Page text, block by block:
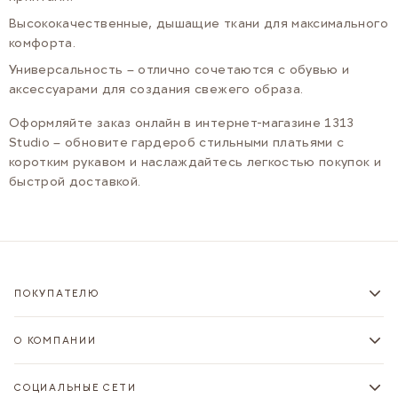
Высококачественные, дышащие ткани для максимального
комфорта.
Универсальность – отлично сочетаются с обувью и
аксессуарами для создания свежего образа.
Оформляйте заказ онлайн в интернет-магазине 1313
Studio – обновите гардероб стильными платьями с
коротким рукавом и наслаждайтесь легкостью покупок и
быстрой доставкой.
ПОКУПАТЕЛЮ
О КОМПАНИИ
СОЦИАЛЬНЫЕ СЕТИ